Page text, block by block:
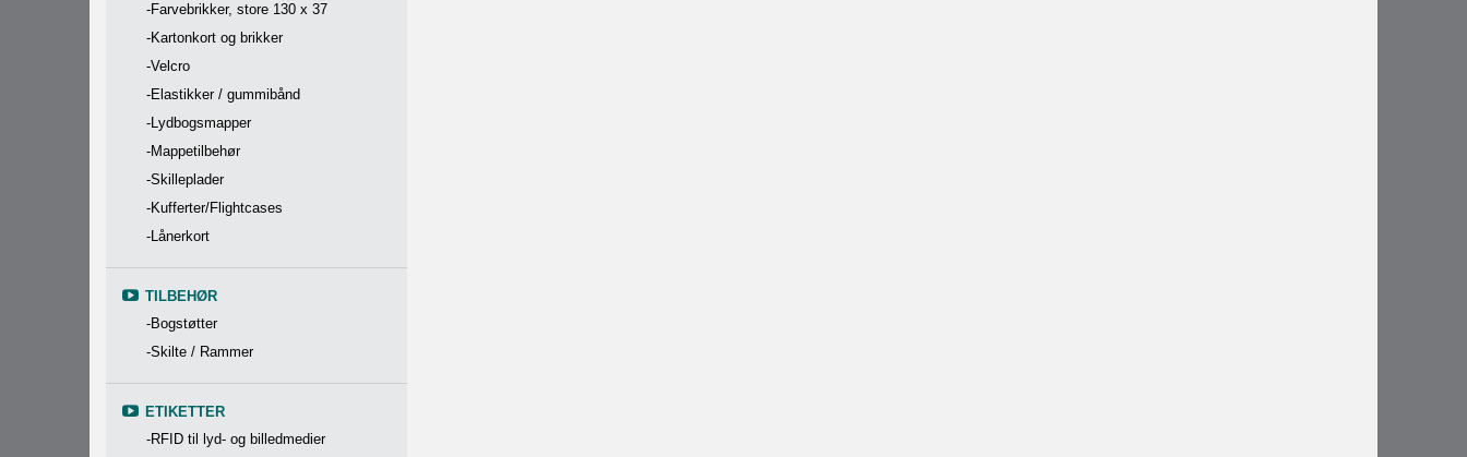
-Farvebrikker, store 130 x 37
-Kartonkort og brikker
-Velcro
-Elastikker / gummibånd
-Lydbogsmapper
-Mappetilbehør
-Skilleplader
-Kufferter/Flightcases
-Lånerkort
TILBEHØR
-Bogstøtter
-Skilte / Rammer
ETIKETTER
-RFID til lyd- og billedmedier